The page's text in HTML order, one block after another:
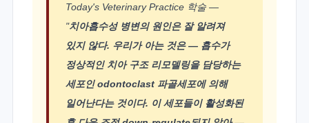
Today's Veterinary Practice 학술 —
"치아흡수성 병변의 원인은 잘 알려져
있지 않다. 우리가 아는 것은 — 흡수가
정상적인 치아 구조 리모델링을 담당하는
세포인 odontoclast 파골세포에 의해
일어난다는 것이다. 이 세포들이 활성화된